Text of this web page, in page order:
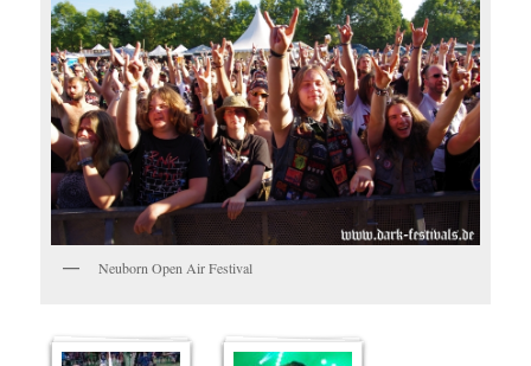
Neuborn Open Air Festival